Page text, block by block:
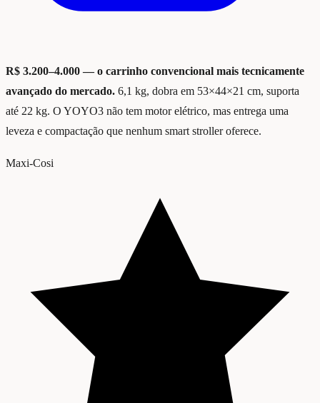
R$ 3.200–4.000 — o carrinho convencional mais tecnicamente
avançado do mercado. 6,1 kg, dobra em 53×44×21 cm, suporta
até 22 kg. O YOYO3 não tem motor elétrico, mas entrega uma
leveza e compactação que nenhum smart stroller oferece.
Maxi-Cosi